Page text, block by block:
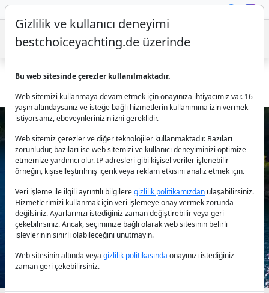
Northwind gulet Rodos - 28m kaptanlı kiralama Rodos çıkışlı
Previous
Gizlilik ve kullanıcı deneyimi
bestchoiceyachting.de üzerinde
Bu web sitesinde çerezler kullanılmaktadır.
Web sitemizi kullanmaya devam etmek için onayınıza ihtiyacımız var. 16
yaşın altındaysanız ve isteğe bağlı hizmetlerin kullanımına izin vermek
istiyorsanız, ebeveynlerinizin izni gereklidir.
Web sitemiz çerezler ve diğer teknolojiler kullanmaktadır. Bazıları
zorunludur, bazıları ise web sitemizi ve kullanıcı deneyiminizi optimize
etmemize yardımcı olur. IP adresleri gibi kişisel veriler işlenebilir –
örneğin, kişiselleştirilmiş içerik veya reklam etkisini analiz etmek için.
Veri işleme ile ilgili ayrıntılı bilgileregizlilik politikamızdan ulaşabilirsiniz.
Hizmetlerimizi kullanmak için veri işlemeye onay vermek zorunda
değilsiniz. Ayarlarınızı istediğiniz zaman değiştirebilir veya geri
çekebilirsiniz. Ancak, seçiminize bağlı olarak web sitesinin belirli
işlevlerinin sınırlı olabileceğini unutmayın.
Web sitesinin altında veya gizlilik politikasında onayınızı istediğiniz
zaman geri çekebilirsiniz.